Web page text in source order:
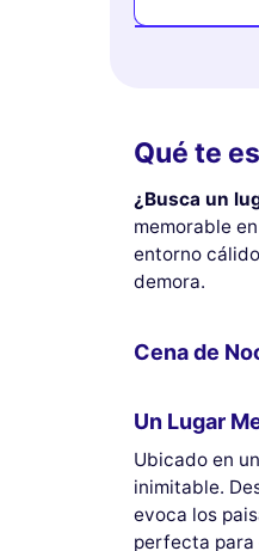
Qué te
¿Busca un
memorable
entorno
demora.
Cena de
Un Lugar
Ubicado en
inimitable.
evoca los
perfecta para